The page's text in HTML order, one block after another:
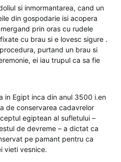
si inmormantarea, cand un
din gospodarie isi acopera
prin oras cu rudele
cu brau si e lovesc sigure .
purtand un brau si
ei iau trupul ca sa fie
in Egipt inca din anul 3500 i.en
de conservarea cadavrelor
egiptean al sufletului –
de devreme – a dictat ca
pe pamant pentru ca
vieti vesnice.